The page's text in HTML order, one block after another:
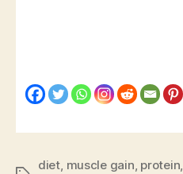
diet, muscle gain, protein,